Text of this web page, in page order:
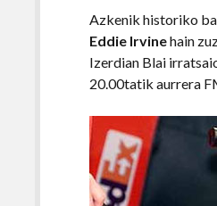
Azkenik historiko
Eddie Irvinehain
Izerdian Blai
20.00tatik aurrera